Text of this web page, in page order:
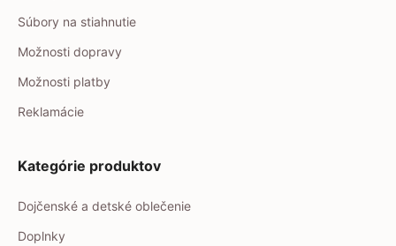
Súbory na stiahnutie
Možnosti dopravy
Možnosti platby
Reklamácie
Kategórie produktov
Dojčenské a detské oblečenie
Doplnky